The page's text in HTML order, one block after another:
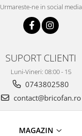
Urmareste-ne in social media
SUPORT CLIENTI
Luni-Vineri: 08:00 - 15
0743802580
contact@bricofan.ro
MAGAZIN